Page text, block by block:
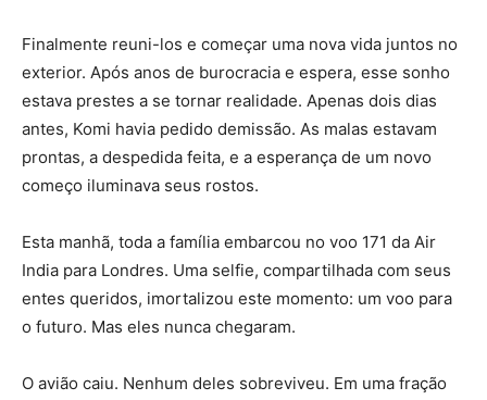
Finalmente reuni-los e começar uma nova vida juntos no
exterior. Após anos de burocracia e espera, esse sonho
estava prestes a se tornar realidade. Apenas dois dias
antes, Komi havia pedido demissão. As malas estavam
prontas, a despedida feita, e a esperança de um novo
começo iluminava seus rostos.
Esta manhã, toda a família embarcou no voo 171 da Air
India para Londres. Uma selfie, compartilhada com seus
entes queridos, imortalizou este momento: um voo para
o futuro. Mas eles nunca chegaram.
O avião caiu. Nenhum deles sobreviveu. Em uma fração